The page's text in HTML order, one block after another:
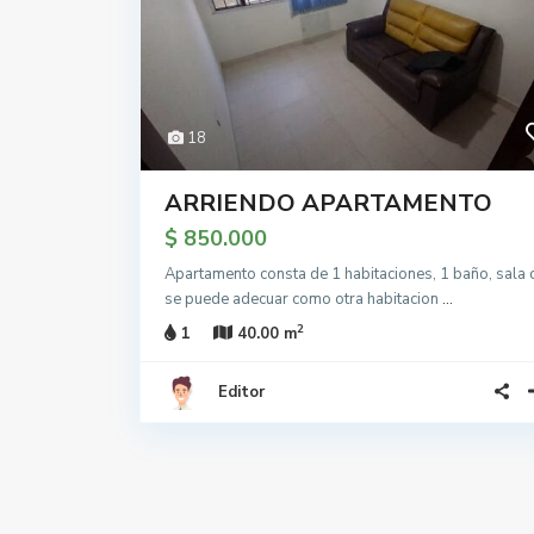
18
ARRIENDO APARTAMENTO
$ 850.000
Apartamento consta de 1 habitaciones, 1 baño, sala
se puede adecuar como otra habitacion ...
1
40.00 m2
Editor